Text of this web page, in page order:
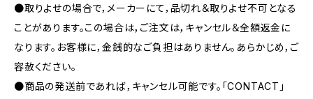
●取りよせの場合で，メーカーにて，品切れ＆取りよせ不可となる
ことがあります。この場合は，ご注文は，キャンセル＆全額返金に
なります。お客様に，金銭的なご負担はありません。あらかじめ，ご
容赦ください。
●商品の発送前であれば，キャンセル可能です。「CONTACT」